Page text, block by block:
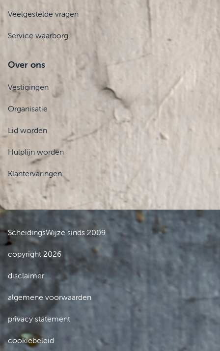
Veelgestelde vragen
Service waarborg
Over ons
Vestigingen
Organisatie
Lid worden
Hulplijn worden
Klantervaringen
ScheidingsWijze sinds 2009
copyright 2026
disclaimer
algemene voorwaarden
privacy statement
cookiebeleid